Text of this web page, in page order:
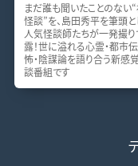
まだ誰も聞いたことのない
怪談”を、島田秀平を筆頭と
人気怪談師たちが一発撮り
露！世に溢れる心霊・都市伝
怖・陰謀論を語り合う新感
談番組です